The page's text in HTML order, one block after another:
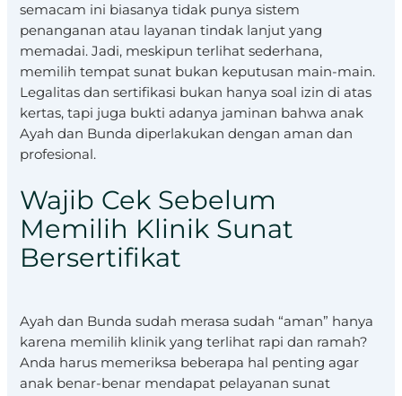
semacam ini biasanya tidak punya sistem
penanganan atau layanan tindak lanjut yang
memadai. Jadi, meskipun terlihat sederhana,
memilih tempat sunat bukan keputusan main-main.
Legalitas dan sertifikasi bukan hanya soal izin di atas
kertas, tapi juga bukti adanya jaminan bahwa anak
Ayah dan Bunda diperlakukan dengan aman dan
profesional.
Wajib Cek Sebelum
Memilih Klinik Sunat
Bersertifikat
Ayah dan Bunda sudah merasa sudah “aman” hanya
karena memilih klinik yang terlihat rapi dan ramah?
Anda harus memeriksa beberapa hal penting agar
anak benar-benar mendapat pelayanan sunat